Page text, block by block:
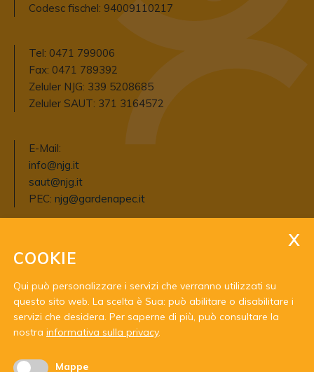
Codesc fischel: 94009110217
Tel: 0471 799006
Fax: 0471 789392
Zeluler NJG: 339 5208685
Zeluler SAUT: 371 3164572
E-Mail:
info@njg.it
saut@njg.it
PEC: njg@gardenapec.it
Mit Unterstützung von:
COOKIE
Qui può personalizzare i servizi che verranno utilizzati su
questo sito web. La scelta è Sua: può abilitare o disabilitare i
servizi che desidera. Per saperne di più, può consultare la
nostra informativa sulla privacy.
Mappe